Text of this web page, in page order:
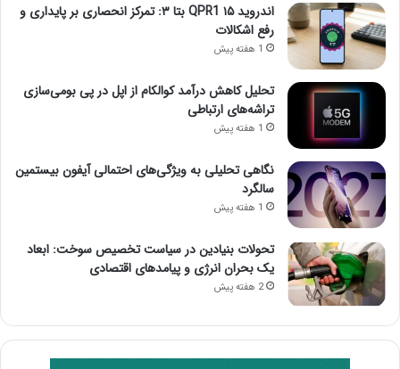
اندروید ۱۵ QPR1 بتا ۳: تمرکز انحصاری بر پایداری و
رفع اشکالات
1 هفته پیش
تحلیل کاهش درآمد کوالکام از اپل در پی بومی‌سازی
تراشه‌های ارتباطی
1 هفته پیش
نگاهی تحلیلی به ویژگی‌های احتمالی آیفون بیستمین
سالگرد
1 هفته پیش
تحولات بنیادین در سیاست تخصیص سوخت: ابعاد
یک بحران انرژی و پیامدهای اقتصادی
2 هفته پیش